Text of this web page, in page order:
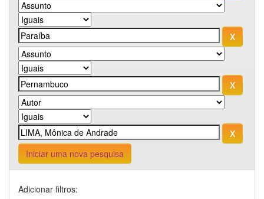
Iniciar uma nova pesquisa
Adicionar filtros: